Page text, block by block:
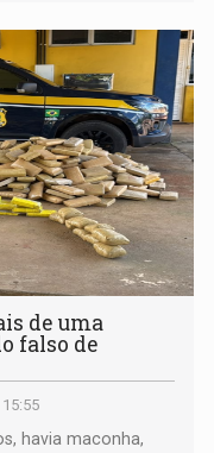
de uma
falso de
havia maconha,